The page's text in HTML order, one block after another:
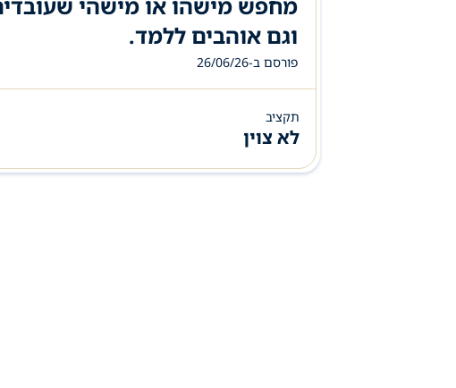
וגם אוהבים ללמד.
פורסם ב-26/06/26
תקציב
לא צוין